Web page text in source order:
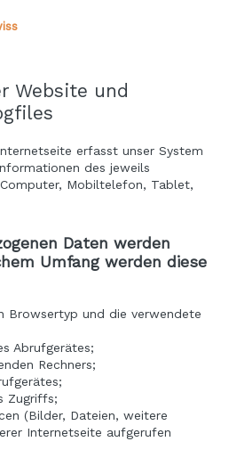
Website und
erfasst unser System
des jeweils
Mobiltelefon, Tablet,
Daten werden
Umfang werden diese
Browsertyp und die verwendete
Abrufgerätes;
Rechners;
Zugriffs;
(Bilder, Dateien, weitere
Internetseite aufgerufen